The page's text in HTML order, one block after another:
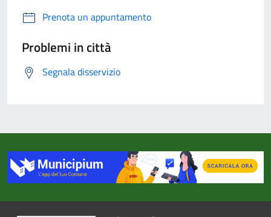
Prenota un appuntamento
Problemi in città
Segnala disservizio